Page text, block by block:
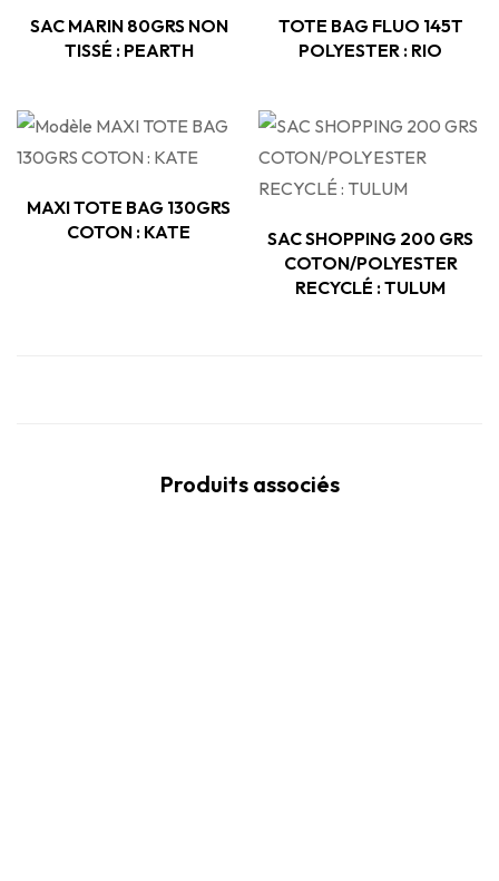
SAC MARIN 80GRS NON
TISSÉ : PEARTH
TOTE BAG FLUO 145T
POLYESTER : RIO
MAXI TOTE BAG 130GRS
COTON : KATE
SAC SHOPPING 200 GRS
COTON/POLYESTER
RECYCLÉ : TULUM
Produits associés